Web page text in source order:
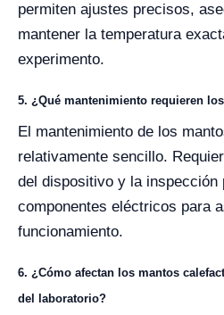
permiten ajustes precisos,
mantener la temperatura
experimento.
5. ¿Qué mantenimiento requieren
El mantenimiento de los
relativamente sencillo.
del dispositivo y la inspección
componentes eléctricos para
funcionamiento.
6. ¿Cómo afectan los mantos
del laboratorio?